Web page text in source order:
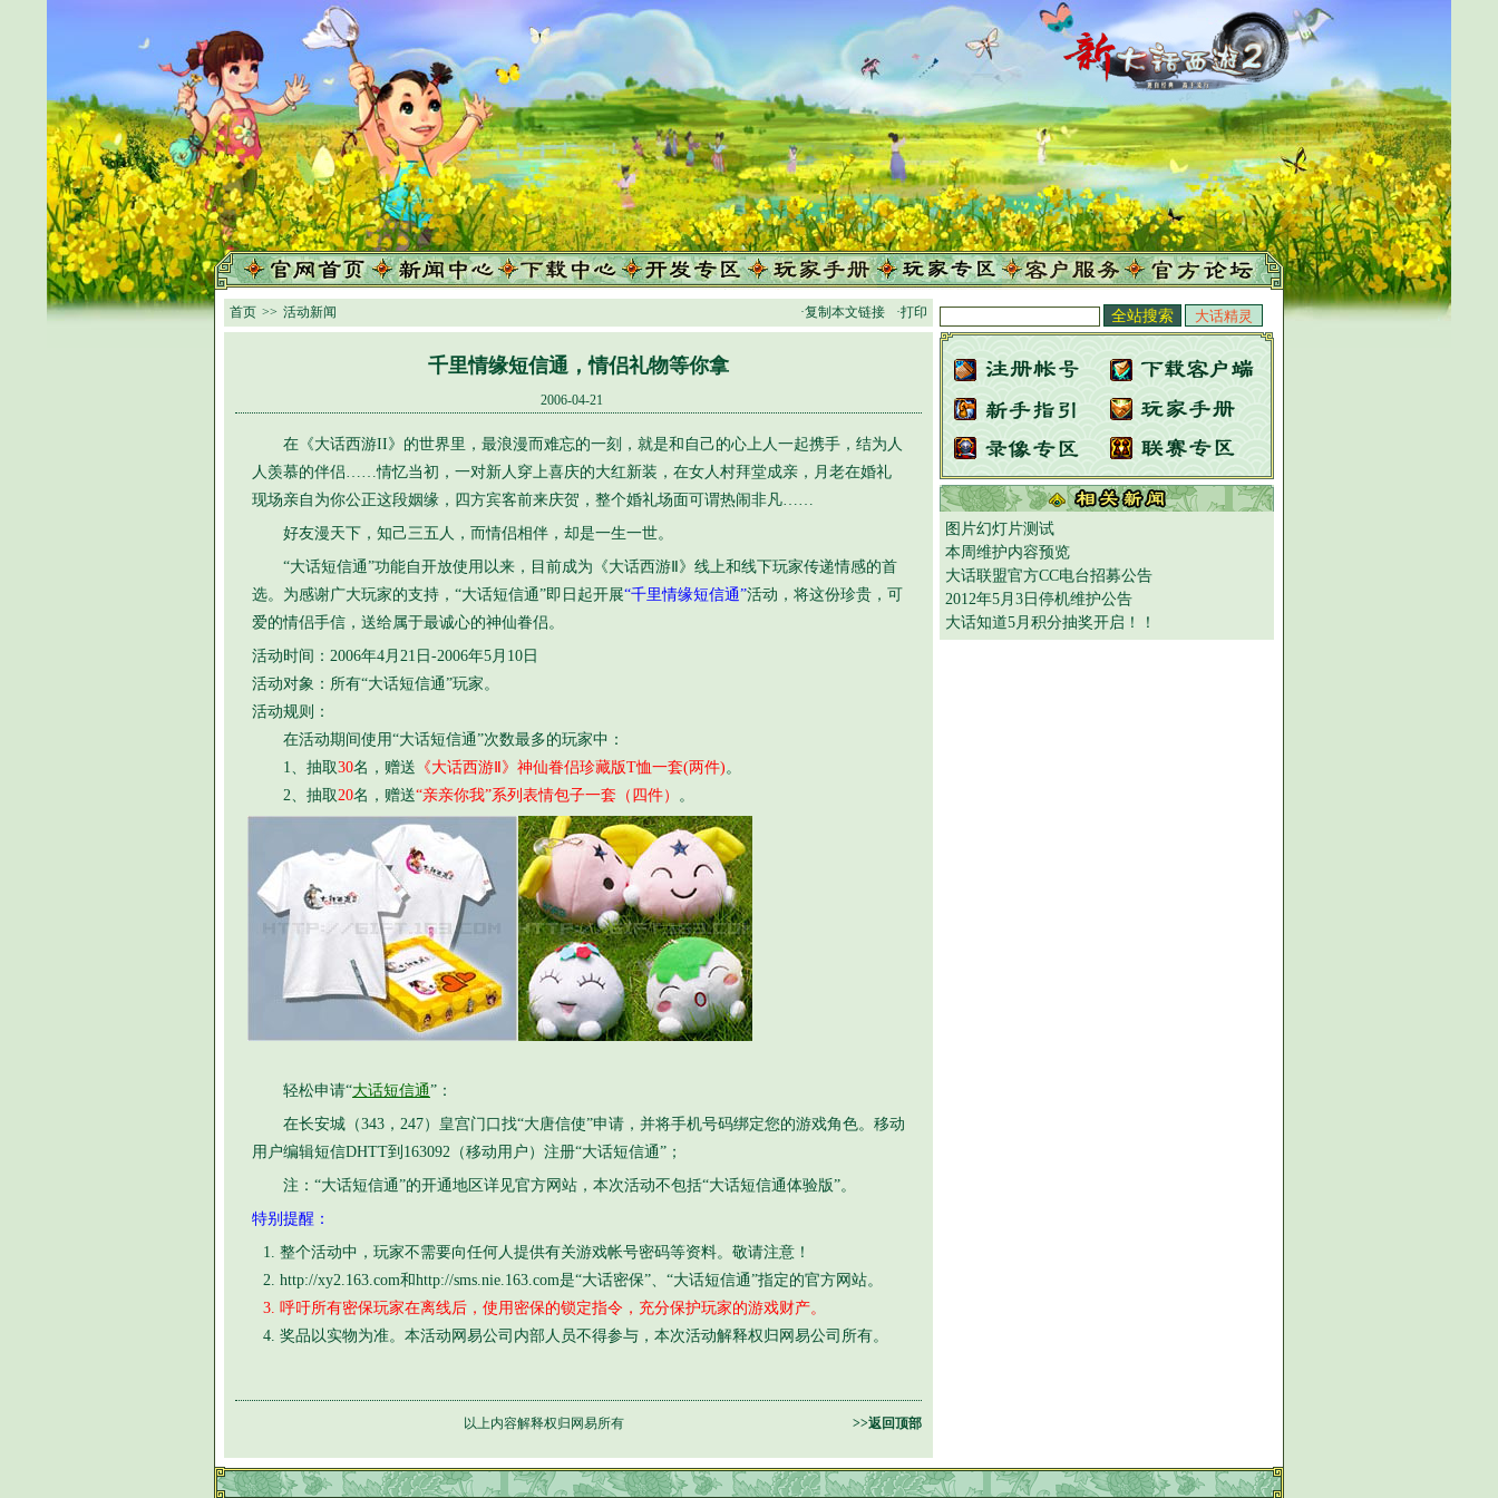
·复制本文链接 ·打印
首页 >> 活动新闻
图片幻灯片测试
本周维护内容预览
大话联盟官方CC电台招募公告
2012年5月3日停机维护公告
大话知道5月积分抽奖开启！！
千里情缘短信通，情侣礼物等你拿
2006-04-21
在《大话西游II》的世界里，最浪漫而难忘的一刻，就是和自己的心上人一起携手，结为人
人羡慕的伴侣……情忆当初，一对新人穿上喜庆的大红新装，在女人村拜堂成亲，月老在婚礼
现场亲自为你公正这段姻缘，四方宾客前来庆贺，整个婚礼场面可谓热闹非凡……
好友漫天下，知己三五人，而情侣相伴，却是一生一世。
“大话短信通”功能自开放使用以来，目前成为《大话西游Ⅱ》线上和线下玩家传递情感的首
选。为感谢广大玩家的支持，“大话短信通”即日起开展“千里情缘短信通”活动，将这份珍贵，可
爱的情侣手信，送给属于最诚心的神仙眷侣。
活动时间：2006年4月21日-2006年5月10日
活动对象：所有“大话短信通”玩家。
活动规则：
在活动期间使用“大话短信通”次数最多的玩家中：
1、抽取30名，赠送 《大话西游Ⅱ》神仙眷侣珍藏版T恤一套(两件)。
2、抽取20名，赠送“亲亲你我”系列表情包子一套（四件） 。
轻松申请“大话短信通”：
在长安城（343，247）皇宫门口找“大唐信使”申请，并将手机号码绑定您的游戏角色。移动
用户编辑短信DHTT到163092（移动用户）注册“大话短信通”；
注：“大话短信通”的开通地区详见官方网站，本次活动不包括“大话短信通体验版”。
特别提醒：
整个活动中，玩家不需要向任何人提供有关游戏帐号密码等资料。敬请注意！
http://xy2.163.com和http://sms.nie.163.com是“大话密保”、“大话短信通”指定的官方网站。
呼吁所有密保玩家在离线后，使用密保的锁定指令，充分保护玩家的游戏财产。
奖品以实物为准。本活动网易公司内部人员不得参与，本次活动解释权归网易公司所有。
>>返回顶部
以上内容解释权归网易所有